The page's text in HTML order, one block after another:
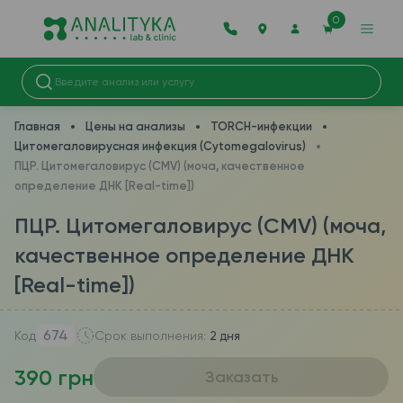
0
Главная Цены на анализы
TORCH-инфекции
Цитомегаловирусная инфекция (Cytomegalovirus)
ПЦР. Цитомегаловирус (CMV) (моча, качественное
определение ДНК [Real-time])
ПЦР. Цитомегаловирус (CMV) (моча,
качественное определение ДНК
[Real-time])
Код 674 Срок выполнения: 2 дня
390 грн Заказать